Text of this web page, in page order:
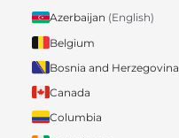
Azerbaijan (English)
Belgium
Bosnia and Herzegovina
Canada
Columbia